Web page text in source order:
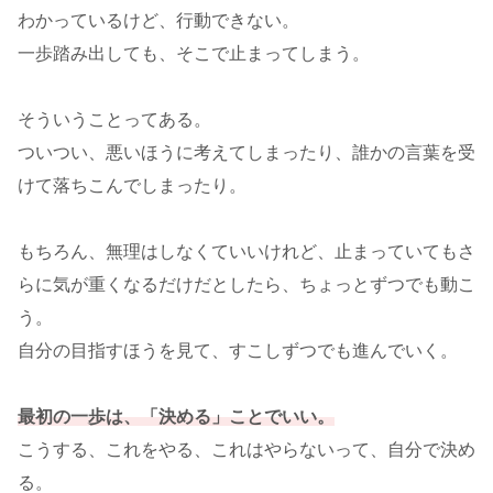
わかっているけど、行動できない。
一歩踏み出しても、そこで止まってしまう。
そういうことってある。
ついつい、悪いほうに考えてしまったり、誰かの言葉を受
けて落ちこんでしまったり。
もちろん、無理はしなくていいけれど、止まっていてもさ
らに気が重くなるだけだとしたら、ちょっとずつでも動こ
う。
自分の目指すほうを見て、すこしずつでも進んでいく。
最初の一歩は、「決める」ことでいい。
こうする、これをやる、これはやらないって、自分で決め
る。